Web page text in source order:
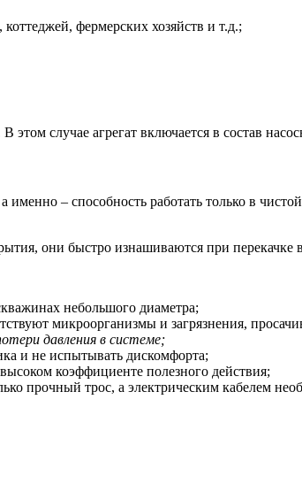
фермерских хозяйств и т.д.;
В этом случае агрегат включается в состав
– способность работать только в
они быстро изнашиваются при
небольшого диаметра;
микроорганизмы и загрязнения,
давления в системе;
и не испытывать дискомфорта;
коэффициенте полезного действия;
прочный трос, а электрическим кабелем